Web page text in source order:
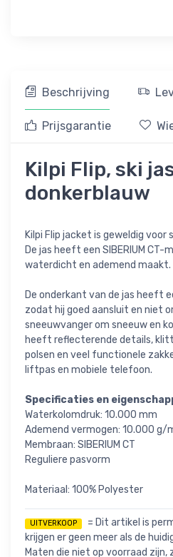
Beschrijving
Prijsgarantie
Kilpi Flip, ski
donkerblauw
Kilpi Flip jacket is geweldig voor
De jas heeft een SIBERIUM
waterdicht en ademend maakt.
De onderkant van de jas heeft
zodat hij goed aansluit en niet
sneeuwvanger om sneeuw en
heeft reflecterende details,
polsen en veel functionele
liftpas en mobiele telefoon.
Specificaties en
Waterkolomdruk: 10.000 mm
Ademend vermogen: 10.000
Membraan: SIBERIUM CT
Reguliere pasvorm
Materiaal: 100% Polyester
UITVERKOOP
= Dit artikel is
krijgen er geen meer als de
Maten die niet op voorraad zijn,